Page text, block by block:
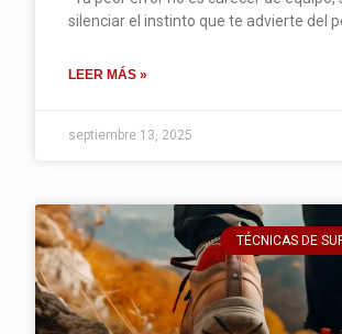
silenciar el instinto que te advierte del
LEER MÁS »
septiembre 13, 2025
TÉCNICAS DE